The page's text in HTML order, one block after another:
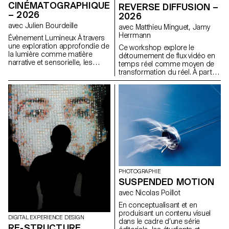
pas d’autres facettes à travers
lesquelles communiquer et
quels pourraient être les
nouveaux langages graphiques
et typographiques pour les
représenter ?
CINÉMATOGRAPHIQUE
– 2026
avec Julien Bourdeille
Évènement Lumineux À travers
une exploration approfondie de
la lumière comme matière
narrative et sensorielle, les
ont réalisé un film au format
court sur le thème « Événement
lumineux ». Ce projet les amène
à apprendre à mener un projet
audiovisuel complet tout en
s’appropriant les outils de
tournage, de cadrage et de
mouvement caméra.
REVERSE DIFFUSION –
2026
avec Matthieu Minguet, Jamy
Herrmann
Ce workshop explore le
détournement de flux vidéo en
temps réel comme moyen de
transformation du réel. À partir
de captations directes ou
d’interfaces, les participant·e·s
expérimentent différentes
approches de modification de
l’image en s’appuyant sur des
modèles de diffusion exécutés
en local. Le flux vidéo est
envisagé comme une matière
première, permettant d’ouvrir
de nouvelles pistes de
perception et de transformation
du réel.
DIGITAL EXPERIENCE DESIGN
PHOTOGRAPHIE
SUSPENDED MOTION
avec Nicolas Poillot
En conceptualisant et en
produisant un contenu visuel
dans le cadre d’une série